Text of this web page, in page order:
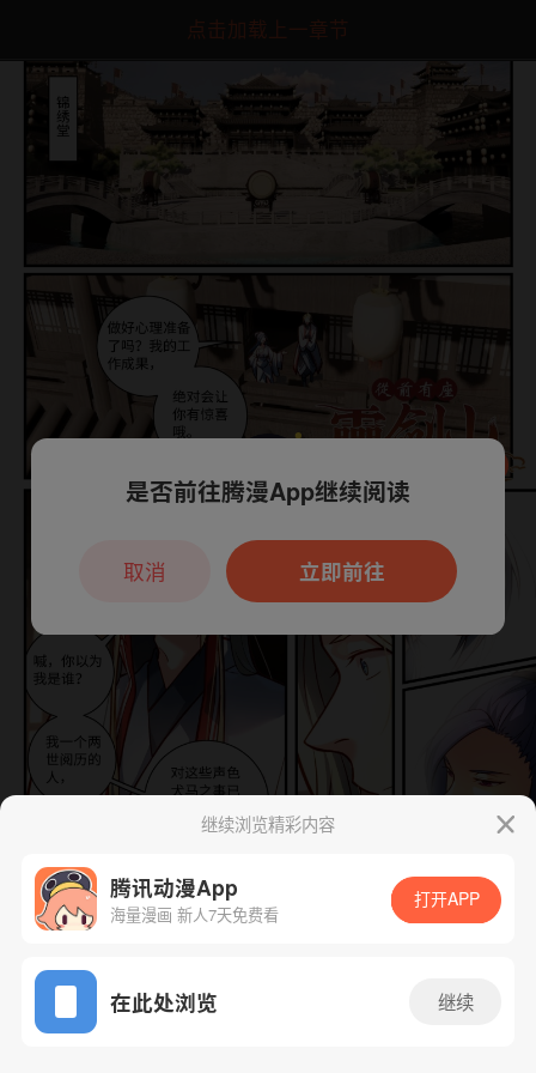
点击加载上一章节
App免费看
下一话
继续浏览精彩内容
腾讯动漫App
海量漫画 新人7天免费看
打开APP
在此处浏览 继续
本章节仅支持App阅读，可打开App新用
户7天免费看
是否前往腾漫App继续阅读
立即前往
取消